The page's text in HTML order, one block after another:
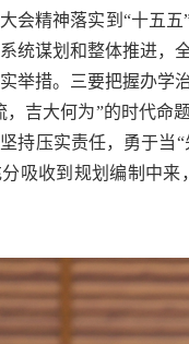
会精神落实到“十五
统谋划和整体推进，
举措。三要把握办学
，吉大何为”的时代命
持压实责任，勇于当
吸收到规划编制中